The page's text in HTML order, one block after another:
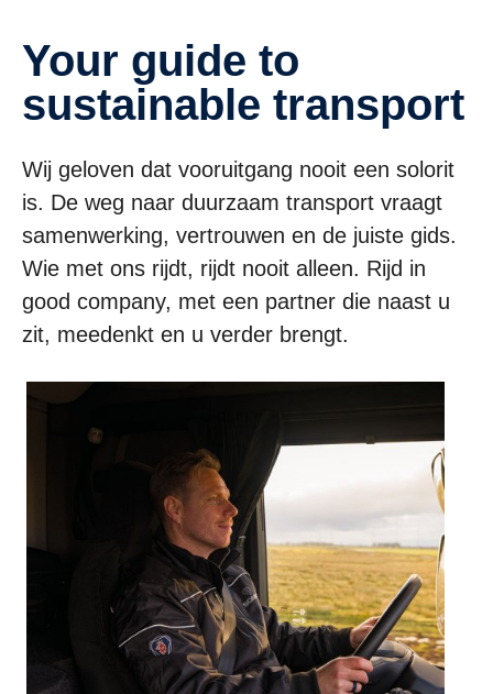
Your guide to
sustainable transport
Wij geloven dat vooruitgang nooit een solorit
is. De weg naar duurzaam transport vraagt
samenwerking, vertrouwen en de juiste gids.
Wie met ons rijdt, rijdt nooit alleen. Rijd in
good company, met een partner die naast u
zit, meedenkt en u verder brengt.